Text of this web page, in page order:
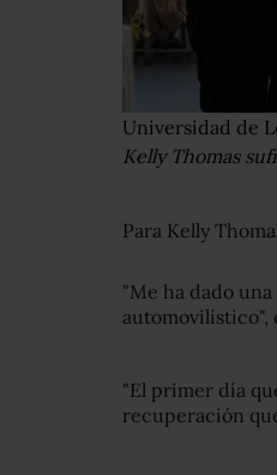
Universidad de
Kelly Thomas
Para Kelly
"Me ha dado
automovilístico",
"El primer día
recuperación